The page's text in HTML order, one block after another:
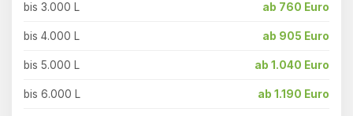
bis 3.000 L ab 760 Euro
bis 4.000 L ab 905 Euro
bis 5.000 L ab 1.040 Euro
bis 6.000 L ab 1.190 Euro